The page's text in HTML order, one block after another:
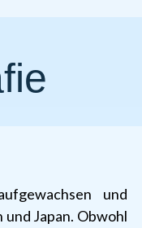
und
Japan. Obwohl